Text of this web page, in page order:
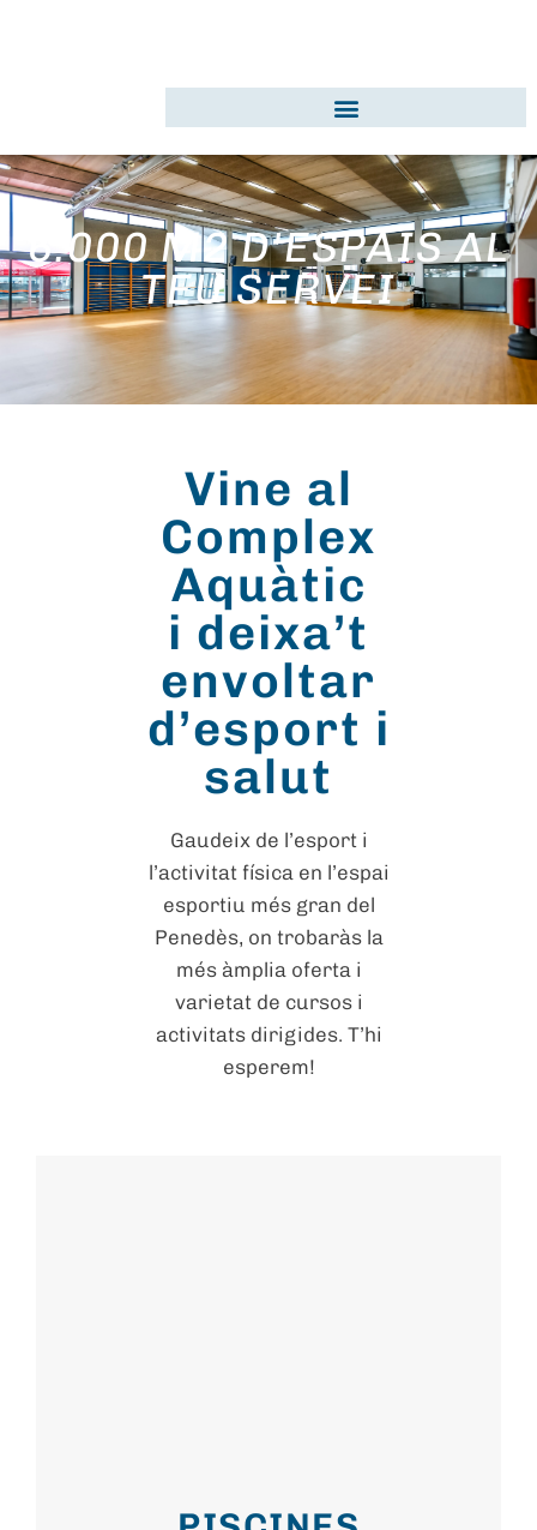
6.000 M2 D'ESPAIS AL
TEU SERVEI
Vine al
Complex
Aquàtic
i deixa’t
envoltar
d’esport i
salut
Gaudeix de l’esport i
l’activitat física en l’espai
esportiu més gran del
Penedès, on trobaràs la
més àmplia oferta i
varietat de cursos i
activitats dirigides. T’hi
esperem!